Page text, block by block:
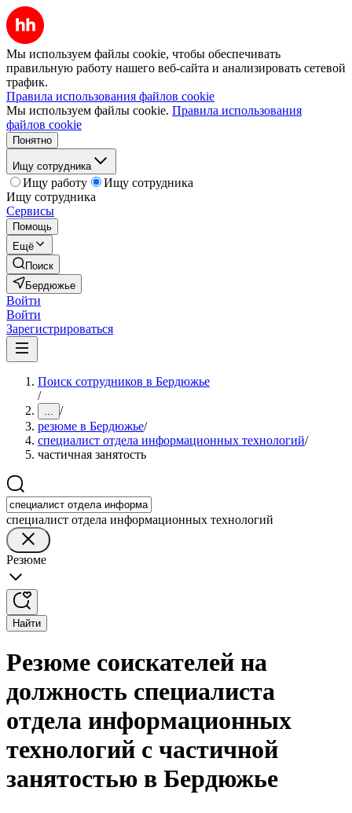
Мы используем файлы cookie, чтобы обеспечивать
правильную работу нашего веб-сайта и анализировать сетевой
трафик.
Правила использования файлов cookie
Мы используем файлы cookie. Правила использования
файлов cookie
Понятно
Ищу сотрудника
Ищу работу
Ищу сотрудника
Ищу сотрудника
Сервисы
Помощь
Ещё
Поиск
Бердюжье
Войти
Войти
Зарегистрироваться
Поиск сотрудников в Бердюжье
/
... /
резюме в Бердюжье/
специалист отдела информационных технологий/
частичная занятость
специалист отдела информационных технологий
Резюме
Найти
Резюме соискателей на
должность специалиста
отдела информационных
технологий с частичной
занятостью в Бердюжье